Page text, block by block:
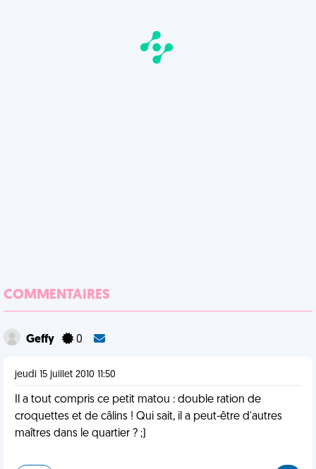
COMMENTAIRES
Geffy 0
jeudi 15 juillet 2010 11:50
Il a tout compris ce petit matou : double ration de
croquettes et de câlins ! Qui sait, il a peut-être d'autres
maîtres dans le quartier ? ;)